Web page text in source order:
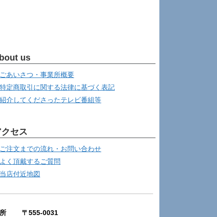
us
ごあいさつ・事業所概要
特定商取引に関する法律に基づく表記
紹介してくださったテレビ番組等
セス
ご注文までの流れ・お問い合わせ
よく頂戴するご質問
当店付近地図
所 〒555-0031